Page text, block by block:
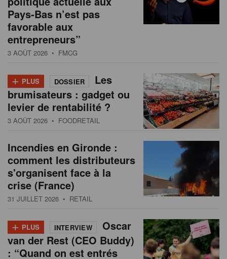
Pays-Bas n’est pas
favorable aux
entrepreneurs”
3 AOÛT 2026 • FMCG
+ PLUS DOSSIER
Les
brumisateurs : gadget ou
levier de rentabilité ?
3 AOÛT 2026 • FOODRETAIL
Incendies en Gironde :
comment les distributeurs
s'organisent face à la
crise (France)
31 JUILLET 2026 • RETAIL
+ PLUS INTERVIEW
Oscar
van der Rest (CEO Buddy)
: “Quand on est entrés